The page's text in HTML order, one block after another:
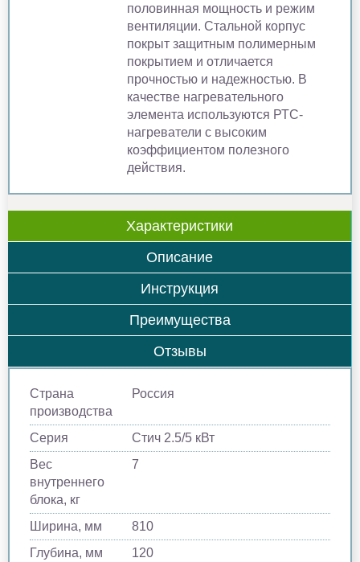
половинная мощность и режим
вентиляции. Стальной корпус
покрыт защитным полимерным
покрытием и отличается
прочностью и надежностью. В
качестве нагревательного
элемента используются РТС-
нагреватели с высоким
коэффициентом полезного
действия.
Характеристики
Описание
Инструкция
Преимущества
Отзывы
Страна
производства
Россия
Серия
Стич 2.5/5 кВт
Вес
внутреннего
блока, кг
7
Ширина, мм
810
Глубина, мм
120